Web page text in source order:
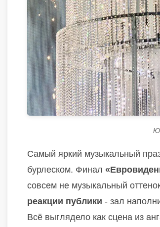
Самый яркий музыкальный
бурлеском. Финал
совсем не музыкальный
реакции публики - зал
Всё выглядело как сцена из